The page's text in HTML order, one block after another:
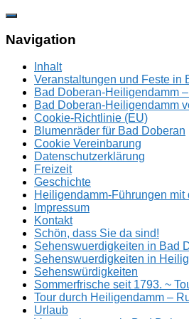
Zum
springen
Navigation
Inhalt
Veranstaltungen und Feste in
Bad Doberan-Heiligendamm
Bad Doberan-Heiligendamm
Cookie-Richtlinie (EU)
Blumenräder für Bad Doberan
Cookie Vereinbarung
Datenschutzerklärung
Freizeit
Geschichte
Heiligendamm-Führungen mit
Impressum
Kontakt
Schön, dass Sie da sind!
Sehenswuerdigkeiten in Bad
Sehenswuerdigkeiten in
Sehenswürdigkeiten
Sommerfrische seit 1793. ~
Tour durch Heiligendamm –
Urlaub